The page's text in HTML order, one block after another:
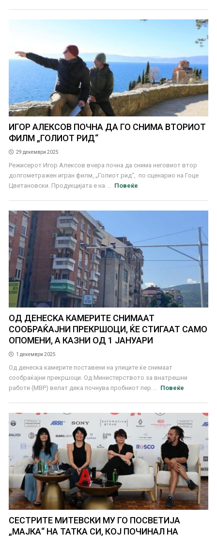
ИГОР АЛЕКСОВ ПОЧНА ДА ГО СНИМА ВТОРИОТ
ФИЛМ „ГОЛИОТ РИД“
29 декември 2025
Режисерот Игор Алексов вчера почна да снима неговиот втор
долгометражен игран филм, „Голиот рид“, по сценарио на Гоце
Цветановски. Продукцијата е на ...
Повеќе
ОД ДЕНЕСKA КАМЕРИТЕ СНИМААТ
СООБРАЌАЈНИ ПРЕКРШОЦИ, ЌЕ СТИГААТ САМО
ОПОМЕНИ, А КАЗНИ ОД 1 ЈАНУАРИ
1 декември 2025
Од денеска камерите поставени на улиците ќе снимаат
сообраќајни прекршоци. Од Министерството за внатрешни
работи (МВР) велат дека почнува пробниот пер ...
Повеќе
СЕСТРИТЕ МИТЕВСКИ МУ ГО ПОСВЕТИЈА
„МАЈКА“ НА ТАТКА СИ, КОЈ ПОЧИНАЛ НА